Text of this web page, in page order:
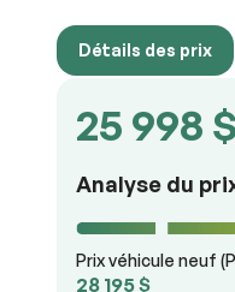
Détails des prix
25 998 $
Analyse du
Prix véhicule neuf
28 195 $